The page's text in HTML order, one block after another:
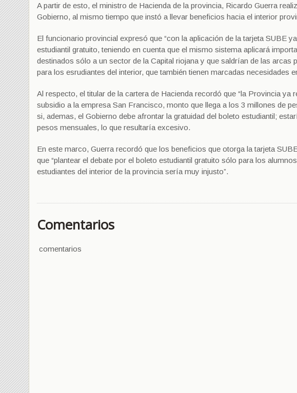
A partir de esto, el ministro de Hacienda de la provincia, Ricardo Guerra
Gobierno, al mismo tiempo que instó a llevar beneficios hacia el interior
El funcionario provincial expresó que “con la aplicación de la tarjeta SUBE
estudiantil gratuito, teniendo en cuenta que el mismo sistema aplicará
destinados sólo a un sector de la Capital riojana y que saldrían de las
para los esrudiantes del interior, que también tienen marcadas necesidades
Al respecto, el titular de la cartera de Hacienda recordó que “la Provincia
subsidio a la empresa San Francisco, monto que llega a los 3 millones de
si, ademas, el Gobierno debe afrontar la gratuidad del boleto estudiantil;
pesos mensuales, lo que resultaría excesivo.
En este marco, Guerra recordó que los beneficios que otorga la tarjeta
que “plantear el debate por el boleto estudiantil gratuito sólo para los
estudiantes del interior de la provincia sería muy injusto”.
Comentarios
comentarios